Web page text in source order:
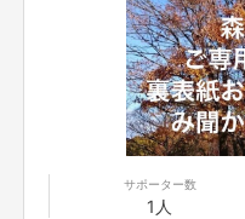
サポーター数
1人